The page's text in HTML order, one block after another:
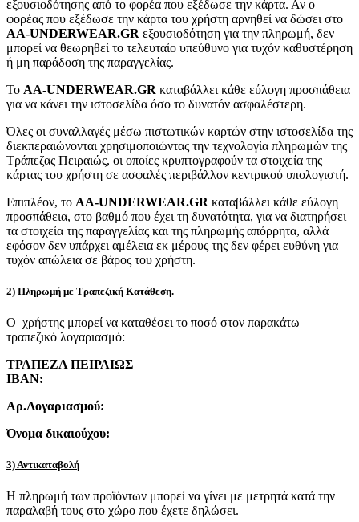
εξουσιοδότησης από το φορέα που εξέδωσε την κάρτα. Αν ο
φορέας που εξέδωσε την κάρτα του χρήστη αρνηθεί να δώσει στο
AA-UNDERWEAR.GR εξουσιοδότηση για την πληρωμή, δεν
μπορεί να θεωρηθεί το τελευταίο υπεύθυνο για τυχόν καθυστέρηση
ή μη παράδοση της παραγγελίας.
Το AA-UNDERWEAR.GR καταβάλλει κάθε εύλογη προσπάθεια
για να κάνει την ιστοσελίδα όσο το δυνατόν ασφαλέστερη.
Όλες οι συναλλαγές μέσω πιστωτικών καρτών στην ιστοσελίδα της
διεκπεραιώνονται χρησιμοποιώντας την τεχνολογία πληρωμών της
Τράπεζας Πειραιώς, οι οποίες κρυπτογραφούν τα στοιχεία της
κάρτας του χρήστη σε ασφαλές περιβάλλον κεντρικού υπολογιστή.
Επιπλέον, το AA-UNDERWEAR.GR καταβάλλει κάθε εύλογη
προσπάθεια, στο βαθμό που έχει τη δυνατότητα, για να διατηρήσει
τα στοιχεία της παραγγελίας και της πληρωμής απόρρητα, αλλά
εφόσον δεν υπάρχει αμέλεια εκ μέρους της δεν φέρει ευθύνη για
τυχόν απώλεια σε βάρος του χρήστη.
2) Πληρωμή με Τραπεζική Κατάθεση.
Ο χρήστης μπορεί να καταθέσει το ποσό στον παρακάτω
τραπεζικό λογαριασμό:
ΤΡΑΠΕΖΑ ΠΕΙΡΑΙΩΣ
IBAN:
Αρ.Λογαριασμού:
Όνομα δικαιούχου:
3) Αντικαταβολή
Η πληρωμή των προϊόντων μπορεί να γίνει με μετρητά κατά την
παραλαβή τους στο χώρο που έχετε δηλώσει.